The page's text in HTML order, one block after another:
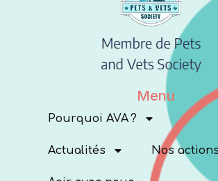
Menu
Pourquoi AVA ?
Actualités Nos actions